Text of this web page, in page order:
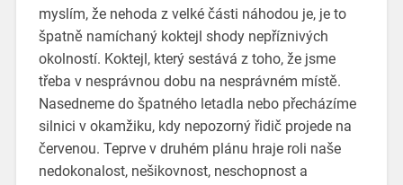
myslím, že nehoda z velké části náhodou je, je to
špatně namíchaný koktejl shody nepříznivých
okolností. Koktejl, který sestává z toho, že jsme
třeba v nesprávnou dobu na nesprávném místě.
Nasedneme do špatného letadla nebo přecházíme
silnici v okamžiku, kdy nepozorný řidič projede na
červenou. Teprve v druhém plánu hraje roli naše
nedokonalost, nešikovnost, neschopnost a